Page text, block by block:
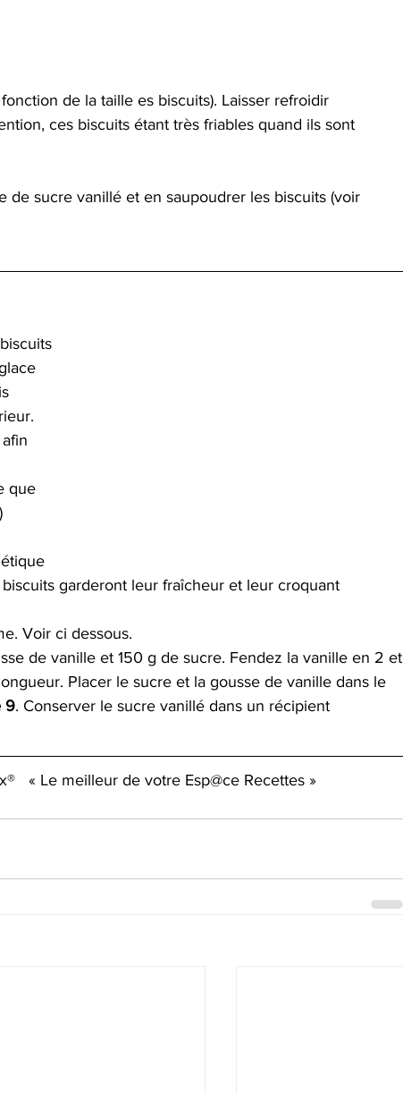
de la taille es biscuits). Laisser refroidir
ces biscuits étant très friables quand ils sont
de sucre vanillé et en saupoudrer les biscuits (voir
que
garderont leur fraîcheur et leur croquant
Voir ci dessous.
de vanille et 150 g de sucre. Fendez la vanille en 2 et
Placer le sucre et la gousse de vanille dans le
9. Conserver le sucre vanillé dans un récipient
« Le meilleur de votre Esp@ce Recettes »